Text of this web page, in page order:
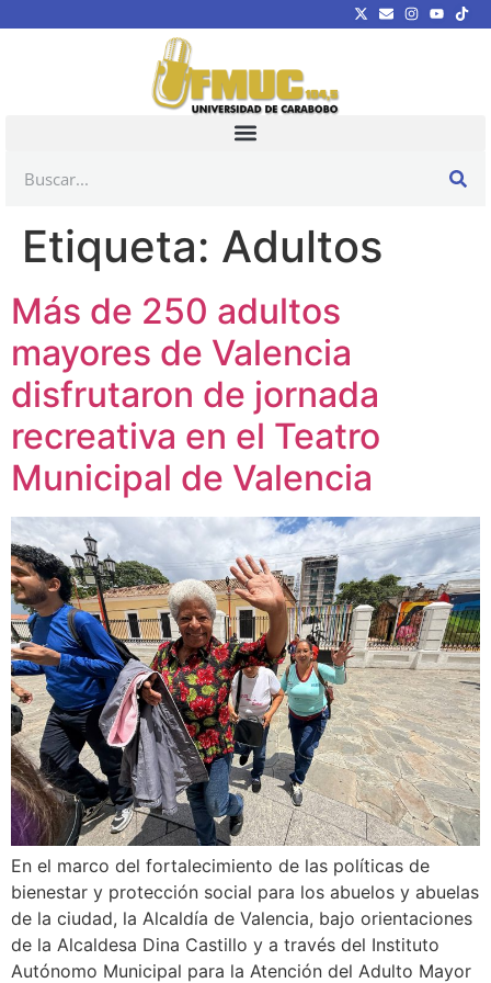
Etiqueta: Adultos
Más de 250 adultos
mayores de Valencia
disfrutaron de jornada
recreativa en el Teatro
Municipal de Valencia
En el marco del fortalecimiento de las políticas de
bienestar y protección social para los abuelos y abuelas
de la ciudad, la Alcaldía de Valencia, bajo orientaciones
de la Alcaldesa Dina Castillo y a través del Instituto
Autónomo Municipal para la Atención del Adulto Mayor